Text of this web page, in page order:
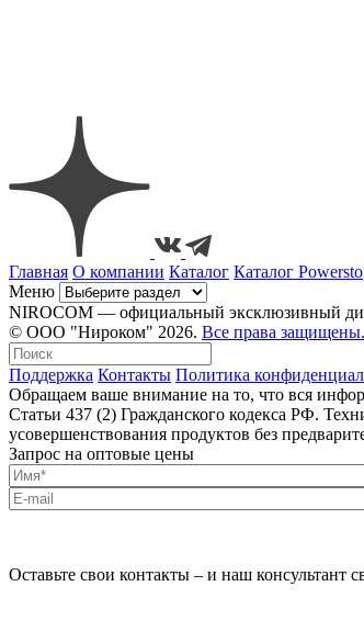
Главная О компании Каталог Каталог
Меню
NIROCOM — официальный эксклюзивный
© ООО "Нироком" 2026. Все права защищены.
Поддержка Контакты Политика
Обращаем ваше внимание на то, что вся
Статьи 437 (2) Гражданского кодекса РФ.
усовершенствования продуктов без
Запрос на оптовые цены
Оставьте свои контакты – и наш консультант